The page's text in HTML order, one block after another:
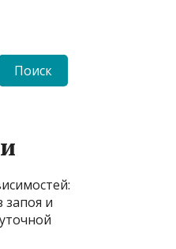
Поиск
запоя и